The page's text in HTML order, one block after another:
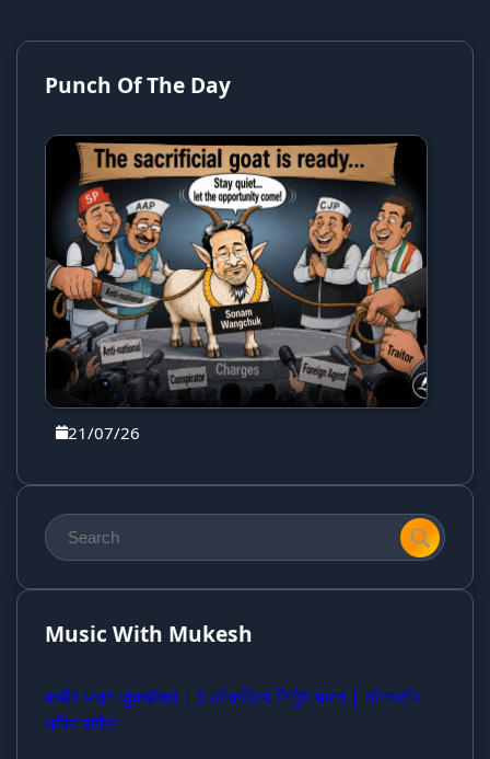
Punch Of The Day
21/07/26
Music With Mukesh
कबीर भजन जुकबॉक्स | 6 लोकप्रिय निर्गुण भजन | नॉनस्टॉप
भक्ति संगीत